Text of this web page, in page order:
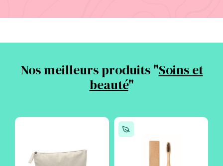
Nos meilleurs produits "Soins et
beauté"